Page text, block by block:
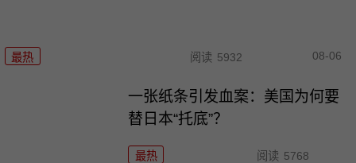
最热 阅读 5932 08-06
一张纸条引发血案：美国为何要
替日本“托底”？
最热 阅读 5768